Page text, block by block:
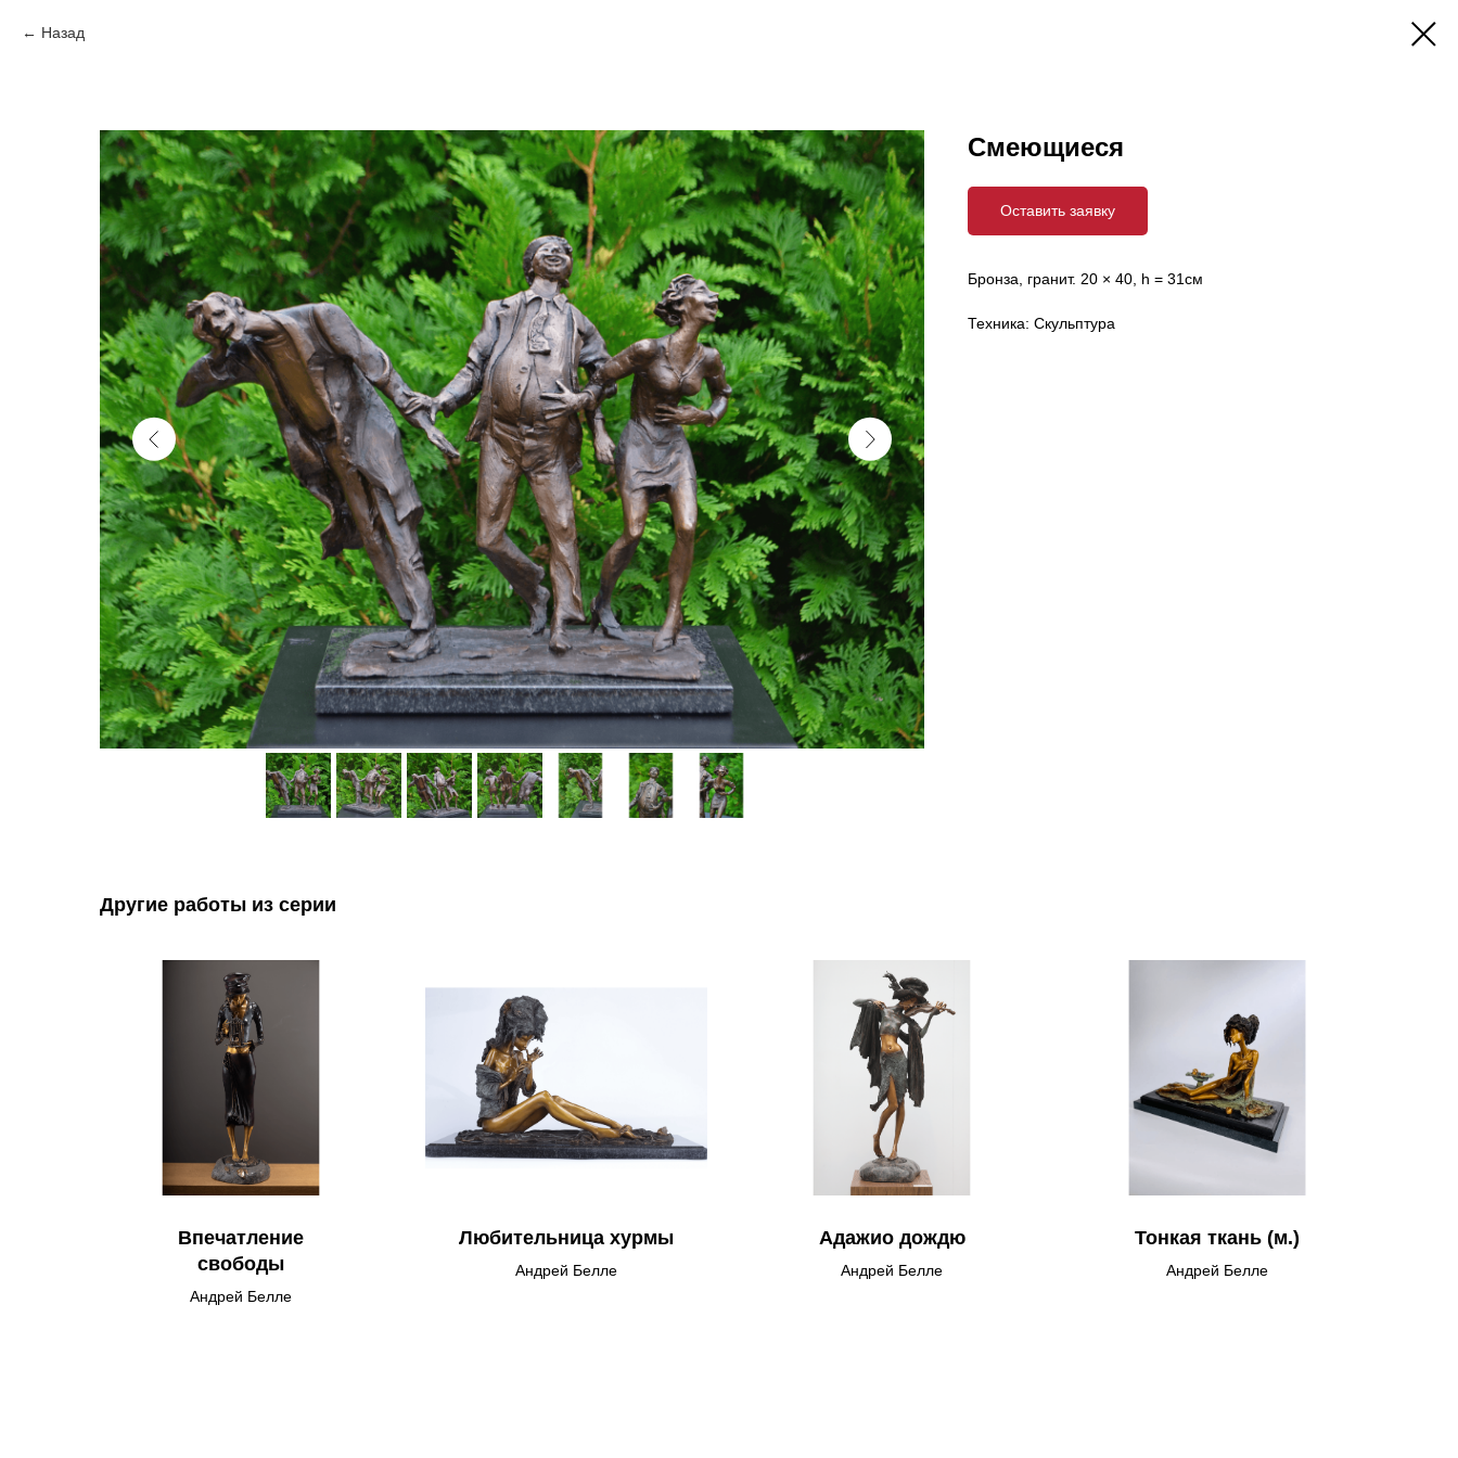
Назад
Смеющиеся
Оставить заявку
Бронза, гранит. 20 × 40, h = 31см
Техника: Скульптура
Другие работы из серии
Впечатление
свободы
Андрей Белле
Любительница хурмы
Андрей Белле
Адажио дождю
Андрей Белле
Тонкая ткань (м.)
Андрей Белле